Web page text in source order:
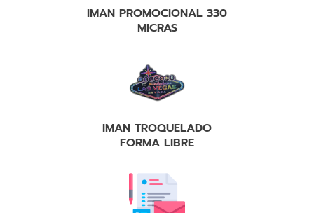
IMAN PROMOCIONAL 330
MICRAS
IMAN TROQUELADO
FORMA LIBRE